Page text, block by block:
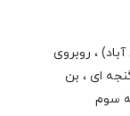
، روبروی
ای ، بن
سوم